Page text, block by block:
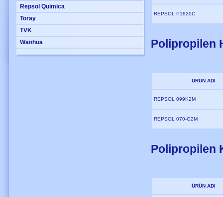
Repsol Quimica
Toray
TVK
Wanhua
REPSOL P1820C
Polipropilen
ÜRÜN ADI
REPSOL 099K2M
REPSOL 070-G2M
Polipropilen
ÜRÜN ADI